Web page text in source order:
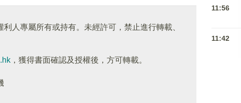
人專屬所有或持有。未經許可，禁止進行轉載、
，獲得書面確認及授權後，方可轉載。
11:56
11:42